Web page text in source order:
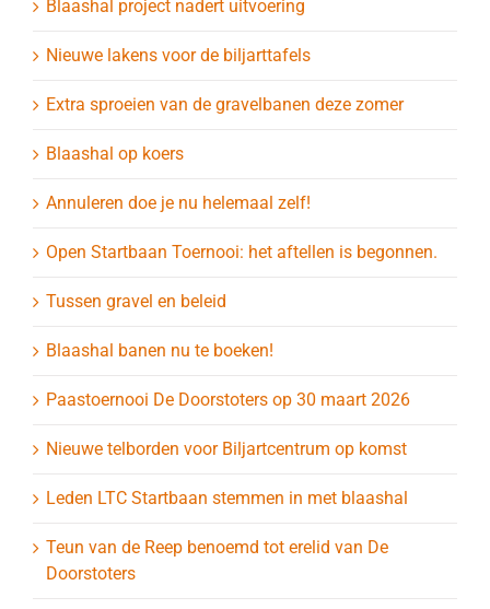
Blaashal project nadert uitvoering
Nieuwe lakens voor de biljarttafels
Extra sproeien van de gravelbanen deze zomer
Blaashal op koers
Annuleren doe je nu helemaal zelf!
Open Startbaan Toernooi: het aftellen is begonnen.
Tussen gravel en beleid
Blaashal banen nu te boeken!
Paastoernooi De Doorstoters op 30 maart 2026
Nieuwe telborden voor Biljartcentrum op komst
Leden LTC Startbaan stemmen in met blaashal
Teun van de Reep benoemd tot erelid van De
Doorstoters